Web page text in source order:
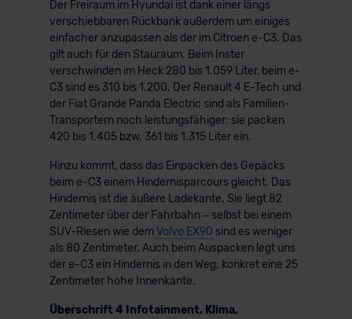
Der Freiraum im Hyundai ist dank einer längs
verschiebbaren Rückbank außerdem um einiges
einfacher anzupassen als der im Citroen e-C3. Das
gilt auch für den Stauraum. Beim Inster
verschwinden im Heck 280 bis 1.059 Liter, beim e-
C3 sind es 310 bis 1.200. Der Renault 4 E-Tech und
der Fiat Grande Panda Electric sind als Familien-
Transportern noch leistungsfähiger: sie packen
420 bis 1.405 bzw. 361 bis 1.315 Liter ein.
Hinzu kommt, dass das Einpacken des Gepäcks
beim e-C3 einem Hindernisparcours gleicht. Das
Hindernis ist die äußere Ladekante. Sie liegt 82
Zentimeter über der Fahrbahn – selbst bei einem
SUV-Riesen wie demVolvo EX90 sind es weniger
als 80 Zentimeter. Auch beim Auspacken legt uns
der e-C3 ein Hindernis in den Weg; konkret eine 25
Zentimeter hohe Innenkante.
Überschrift 4 Infotainment, Klima,